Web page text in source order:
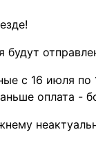
TERMS
»
»
с 16 июля по
оплата -